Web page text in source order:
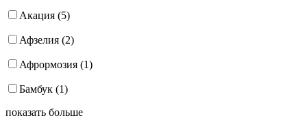
Акация (5)
Афзелия (2)
Афрормозия (1)
Бамбук (1)
показать больше